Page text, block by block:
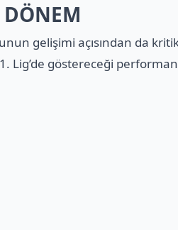
gelişimi açısından da
Lig’de göstereceği